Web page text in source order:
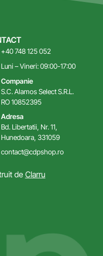
+40 748 125 052
Luni – Vineri: 09:00-17:00
Companie
S.C. Alamos Select S.R.L.
RO 10852395
Adresa
Bd. Libertatii, Nr. 11,
Hunedoara, 331059
contact@cdpshop.ro
de Clarru